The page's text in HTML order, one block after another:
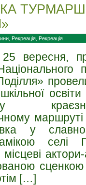
Рекреація Рекреація
вересня,
маршруті
у
селі
місцеві
[…]